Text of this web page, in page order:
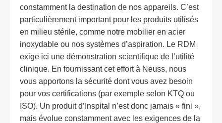
constamment la destination de nos appareils. C’est
particulièrement important pour les produits utilisés
en milieu stérile, comme notre mobilier en acier
inoxydable ou nos systèmes d’aspiration. Le RDM
exige ici une démonstration scientifique de l’utilité
clinique. En fournissant cet effort à Neuss, nous
vous apportons la sécurité dont vous avez besoin
pour vos certifications (par exemple selon KTQ ou
ISO). Un produit d’Inspital n’est donc jamais « fini »,
mais évolue constamment avec les exigences de la